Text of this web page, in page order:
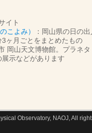
イト
こよみ）
：岡山県の日の
ヶ月ごとをまとめたもの
岡山天文博物館。プラネタ
示などがあります
Observatory, NAOJ, All